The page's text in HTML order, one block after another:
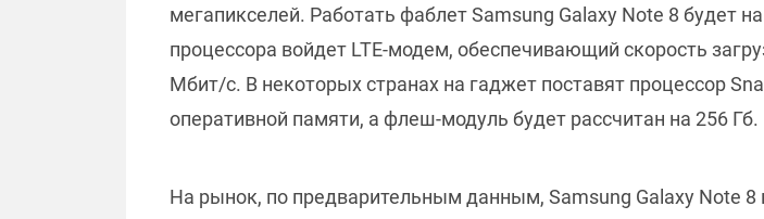
мегапикселей. Работать фаблет Samsung Galaxy Note 8 будет
процессора войдет LTE-модем, обеспечивающий скорость
Мбит/с. В некоторых странах на гаджет поставят процессор
оперативной памяти, а флеш-модуль будет рассчитан на 256 Гб.
На рынок, по предварительным данным, Samsung Galaxy Note 8